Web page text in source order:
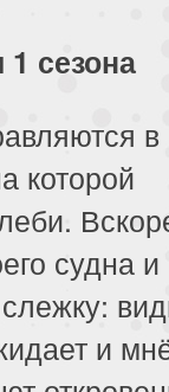
сезона
в
которой
судна и
и